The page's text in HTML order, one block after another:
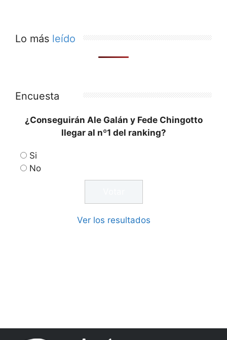
Lo más leído
Encuesta
¿Conseguirán Ale Galán y Fede Chingotto
llegar al nº1 del ranking?
Si
No
Ver los resultados